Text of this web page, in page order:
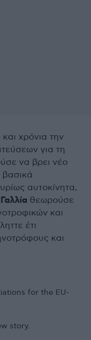
χρόνια την
για τη
να βρει νέο
βασικά
αυτοκίνητα,
Γαλλία θεωρούσε
και
έτι
και
for the EU-
story.